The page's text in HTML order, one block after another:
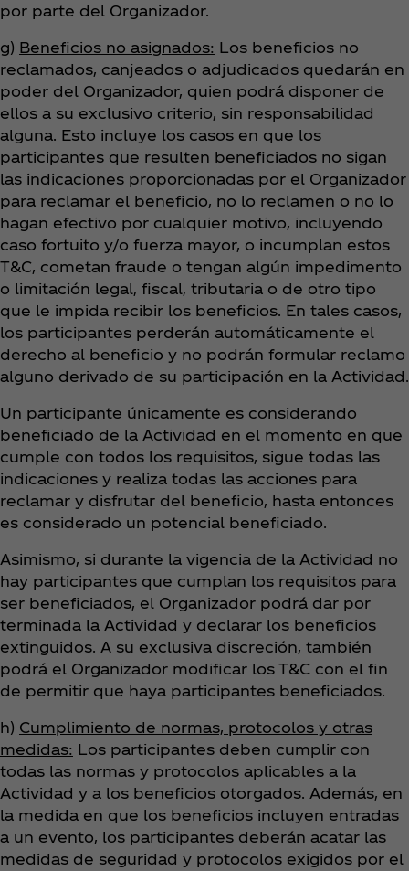
por parte del Organizador.
g) Beneficios no asignados: Los beneficios no
reclamados, canjeados o adjudicados quedarán en
poder del Organizador, quien podrá disponer de
ellos a su exclusivo criterio, sin responsabilidad
alguna. Esto incluye los casos en que los
participantes que resulten beneficiados no sigan
las indicaciones proporcionadas por el Organizador
para reclamar el beneficio, no lo reclamen o no lo
hagan efectivo por cualquier motivo, incluyendo
caso fortuito y/o fuerza mayor, o incumplan estos
T&C, cometan fraude o tengan algún impedimento
o limitación legal, fiscal, tributaria o de otro tipo
que le impida recibir los beneficios. En tales casos,
los participantes perderán automáticamente el
derecho al beneficio y no podrán formular reclamo
alguno derivado de su participación en la Actividad.
Un participante únicamente es considerando
beneficiado de la Actividad en el momento en que
cumple con todos los requisitos, sigue todas las
indicaciones y realiza todas las acciones para
reclamar y disfrutar del beneficio, hasta entonces
es considerado un potencial beneficiado.
Asimismo, si durante la vigencia de la Actividad no
hay participantes que cumplan los requisitos para
ser beneficiados, el Organizador podrá dar por
terminada la Actividad y declarar los beneficios
extinguidos. A su exclusiva discreción, también
podrá el Organizador modificar los T&C con el fin
de permitir que haya participantes beneficiados.
h) Cumplimiento de normas, protocolos y otras
medidas: Los participantes deben cumplir con
todas las normas y protocolos aplicables a la
Actividad y a los beneficios otorgados. Además, en
la medida en que los beneficios incluyen entradas
a un evento, los participantes deberán acatar las
medidas de seguridad y protocolos exigidos por el